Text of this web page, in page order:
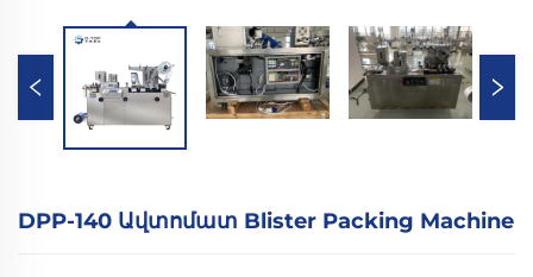
DPP-140 Ավտոմատ Blister Packing Machine